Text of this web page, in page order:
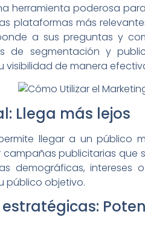
herramienta poderosa
plataformas más
a sus preguntas y
de segmentación y
visibilidad de manera
Llega más lejos
llegar a un público
publicitarias
demográficas, intereses
público objetivo.